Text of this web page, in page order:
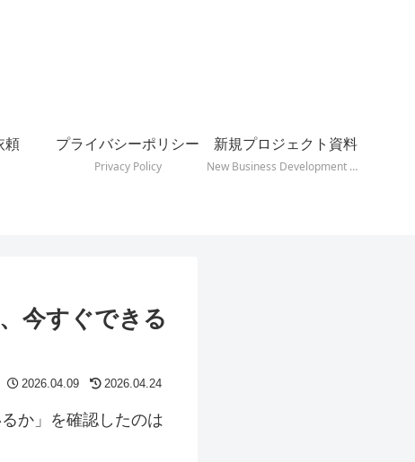
頼
プライバシーポリシー
Privacy Policy
新規プロジェクト資料
New Business Development Docs
今すぐできる
2026.04.09 2026.04.24
か」を確認したのは